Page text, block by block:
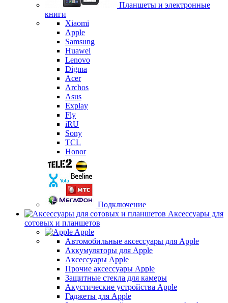
Планшеты и электронные
книги
Xiaomi
Apple
Samsung
Huawei
Lenovo
Digma
Acer
Archos
Asus
Explay
Fly
iRU
Sony
TCL
Honor
Подключение
Аксессуары для
сотовых и планшетов
Apple
Автомобильные аксессуары для Apple
Аккумуляторы для Apple
Аксессуары Apple
Прочие аксессуары Apple
Защитные стекла для камеры
Акустические устройства Apple
Гаджеты для Apple